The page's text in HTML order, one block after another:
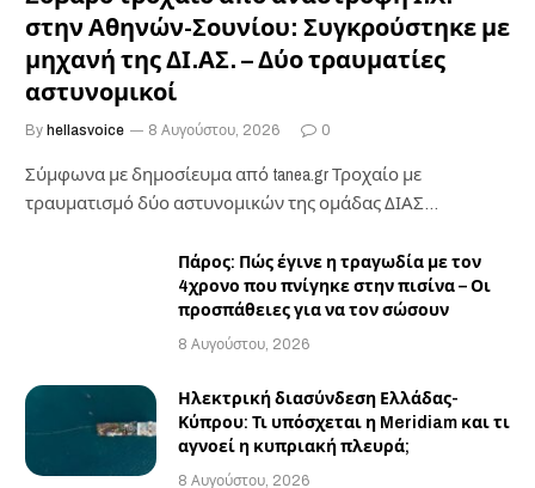
στην Αθηνών-Σουνίου: Συγκρούστηκε με
μηχανή της ΔΙ.ΑΣ. – Δύο τραυματίες
αστυνομικοί
By hellasvoice 8 Αυγούστου, 2026 0
Σύμφωνα με δημοσίευμα από tanea.gr Τροχαίο με
τραυματισμό δύο αστυνομικών της ομάδας ΔΙΑΣ
Πάρος: Πώς έγινε η τραγωδία με τον
4χρονο που πνίγηκε στην πισίνα – Οι
προσπάθειες για να τον σώσουν
8 Αυγούστου, 2026
Ηλεκτρική διασύνδεση Ελλάδας-
Κύπρου: Τι υπόσχεται η Meridiam και τι
αγνοεί η κυπριακή πλευρά;
8 Αυγούστου, 2026